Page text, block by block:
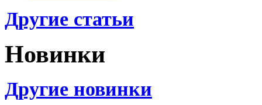
Другие статьи
Новинки
Другие новинки